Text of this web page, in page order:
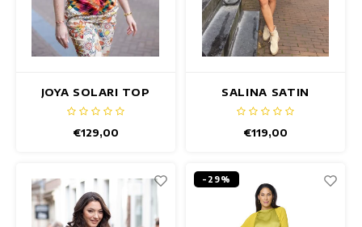
JOYA SOLARI TOP
€129,00
SALINA SATIN
OLIANDER TOP
€119,00
-29%